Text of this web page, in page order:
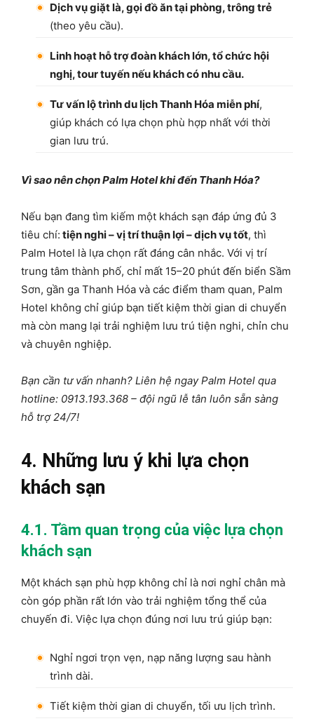
Dịch vụ giặt là, gọi đồ ăn tại phòng, trông trẻ
(theo yêu cầu).
Linh hoạt hỗ trợ đoàn khách lớn, tổ chức hội
nghị, tour tuyến nếu khách có nhu cầu.
Tư vấn lộ trình du lịch Thanh Hóa miễn phí,
giúp khách có lựa chọn phù hợp nhất với thời
gian lưu trú.
Vì sao nên chọn Palm Hotel khi đến Thanh Hóa?
Nếu bạn đang tìm kiếm một khách sạn đáp ứng đủ 3
tiêu chí: tiện nghi – vị trí thuận lợi – dịch vụ tốt, thì
Palm Hotel là lựa chọn rất đáng cân nhắc. Với vị trí
trung tâm thành phố, chỉ mất 15–20 phút đến biển Sầm
Sơn, gần ga Thanh Hóa và các điểm tham quan, Palm
Hotel không chỉ giúp bạn tiết kiệm thời gian di chuyển
mà còn mang lại trải nghiệm lưu trú tiện nghi, chỉn chu
và chuyên nghiệp.
Bạn cần tư vấn nhanh? Liên hệ ngay Palm Hotel qua
hotline: 0913.193.368 – đội ngũ lễ tân luôn sẵn sàng
hỗ trợ 24/7!
4. Những lưu ý khi lựa chọn
khách sạn
4.1. Tầm quan trọng của việc lựa chọn
khách sạn
Một khách sạn phù hợp không chỉ là nơi nghỉ chân mà
còn góp phần rất lớn vào trải nghiệm tổng thể của
chuyến đi. Việc lựa chọn đúng nơi lưu trú giúp bạn:
Nghỉ ngơi trọn vẹn, nạp năng lượng sau hành
trình dài.
Tiết kiệm thời gian di chuyển, tối ưu lịch trình.